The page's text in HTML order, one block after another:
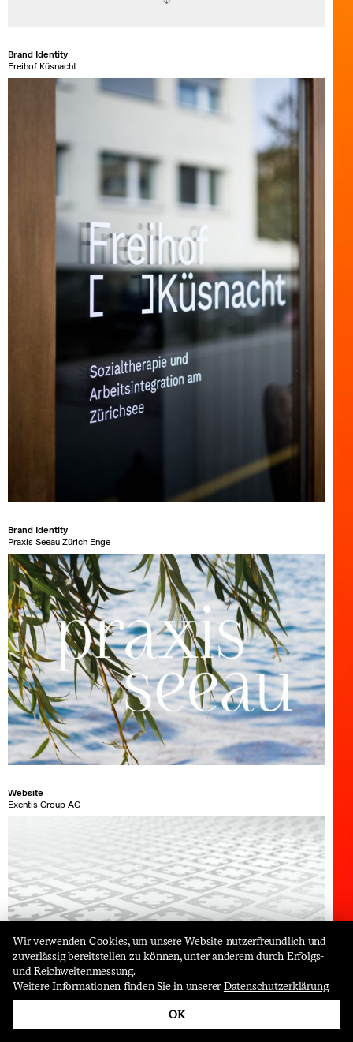
follow us
Brand Identity
Freihof Küsnacht
Brand Identity
Praxis Seeau Zürich Enge
Website
Exentis Group AG
Wir verwenden Cookies, um unsere Website nutzerfreundlich und
zuverlässig bereitstellen zu können, unter anderem durch Erfolgs-
und Reichweitenmessung.
Weitere Informationen finden Sie in unsererDatenschutzerklärung.
OK